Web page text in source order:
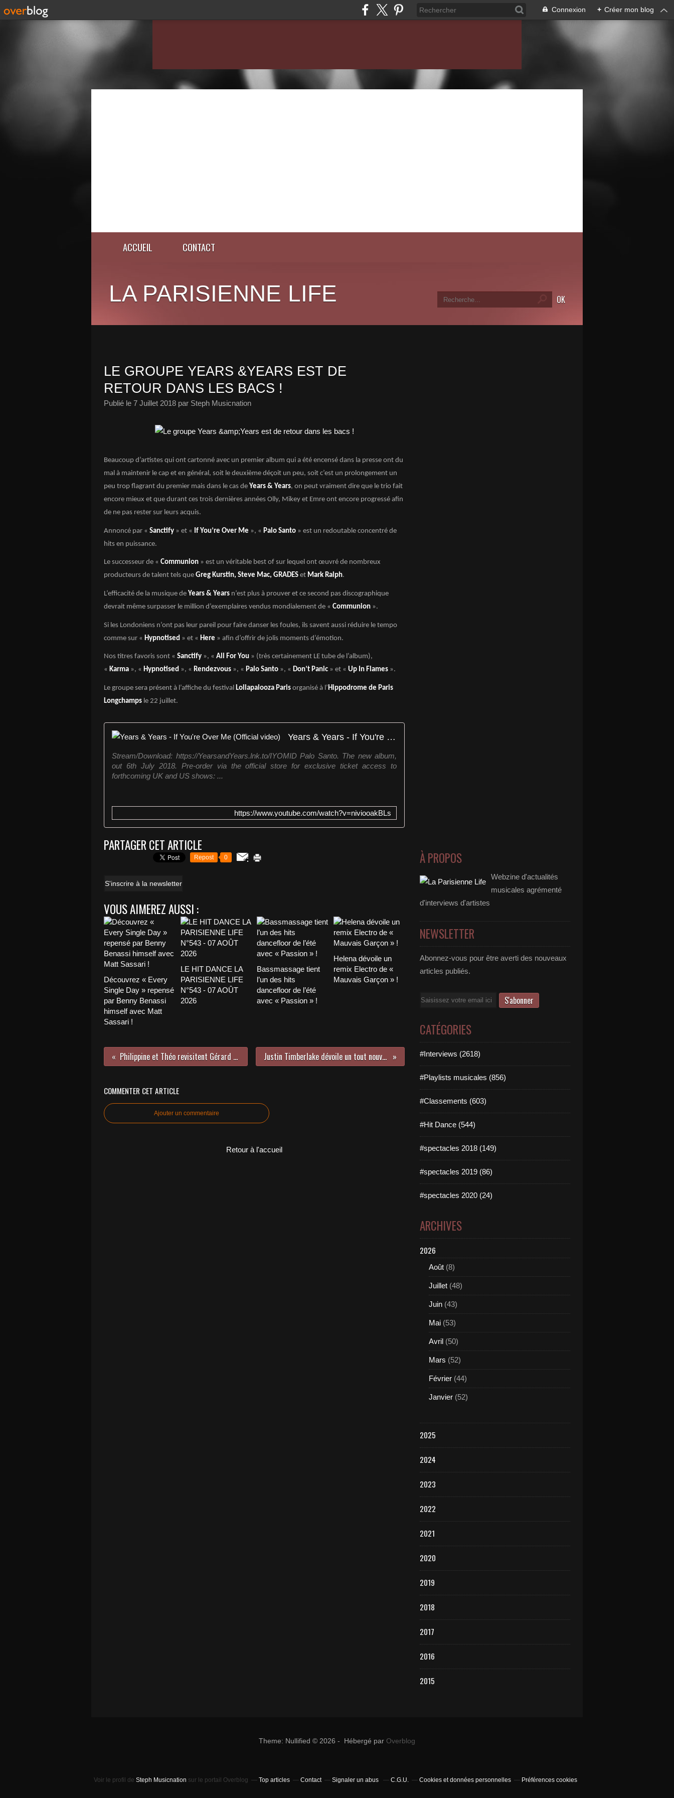
Connexion + Créer mon blog
ACCUEIL CONTACT
LA PARISIENNE LIFE
LE GROUPE YEARS &YEARS EST DE
RETOUR DANS LES BACS !
Publié le 7 Juillet 2018 par Steph Musicnation
Beaucoup d’artistes qui ont cartonné avec un premier album qui a été encensé dans la presse ont du
mal à maintenir le cap et en général, soit le deuxième déçoit un peu, soit c’est un prolongement un
peu trop flagrant du premier mais dans le cas de Years & Years, on peut vraiment dire que le trio fait
encore mieux et que durant ces trois dernières années Olly, Mikey et Emre ont encore progressé afin
de ne pas rester sur leurs acquis.
Annoncé par « Sanctify » et « If You’re Over Me », « Palo Santo » est un redoutable concentré de
hits en puissance.
Le successeur de « Communion » est un véritable best of sur lequel ont œuvré de nombreux
producteurs de talent tels que Greg Kurstin, Steve Mac, GRADES et Mark Ralph.
L’efficacité de la musique de Years & Years n’est plus à prouver et ce second pas discographique
devrait même surpasser le million d’exemplaires vendus mondialement de « Communion ».
Si les Londoniens n’ont pas leur pareil pour faire danser les foules, ils savent aussi réduire le tempo
comme sur « Hypnotised » et « Here » afin d’offrir de jolis moments d’émotion.
Nos titres favoris sont « Sanctify », « All For You » (très certainement LE tube de l’album),
« Karma », « Hypnotised », « Rendezvous », « Palo Santo », « Don’t Panic » et « Up In Flames ».
Le groupe sera présent à l’affiche du festival Lollapalooza Paris organisé à l’ Hippodrome de Paris
Longchamps le 22 juillet.
Years & Years - If You're Over Me (Official video)
Stream/Download: https://YearsandYears.lnk.to/IYOMID Palo Santo. The new album,
out 6th July 2018. Pre-order via the official store for exclusive ticket access to
forthcoming UK and US shows: ...
https://www.youtube.com/watch?v=niviooakBLs
PARTAGER CET ARTICLE
Repost 0
S'inscrire à la newsletter
VOUS AIMEREZ AUSSI :
Découvrez « Every
Single Day » repensé
par Benny Benassi
himself avec Matt
Sassari !
LE HIT DANCE LA
PARISIENNE LIFE
N°543 - 07 AOÛT
2026
Bassmassage tient
l’un des hits
dancefloor de l’été
avec « Passion » !
Helena dévoile un
remix Electro de «
Mauvais Garçon » !
Philippine et Théo revisitent Gérard Palaprat ! Justin Timberlake dévoile un tout nouveau titre !
COMMENTER CET ARTICLE
Ajouter un commentaire
Retour à l'accueil
À PROPOS
Webzine d'actualités
musicales agrémenté
d'interviews d'artistes
NEWSLETTER
Abonnez-vous pour être averti des nouveaux
articles publiés.
Email
CATÉGORIES
#Interviews (2618)
#Playlists musicales (856)
#Classements (603)
#Hit Dance (544)
#spectacles 2018 (149)
#spectacles 2019 (86)
#spectacles 2020 (24)
ARCHIVES
2026
Août (8)
Juillet (48)
Juin (43)
Mai (53)
Avril (50)
Mars (52)
Février (44)
Janvier (52)
2025
2024
2023
2022
2021
2020
2019
2018
2017
2016
2015
Theme: Nullified © 2026 - Hébergé par Overblog
Voir le profil de Steph Musicnation sur le portail Overblog Top articles Contact Signaler un abus C.G.U. Cookies et données personnelles Préférences cookies